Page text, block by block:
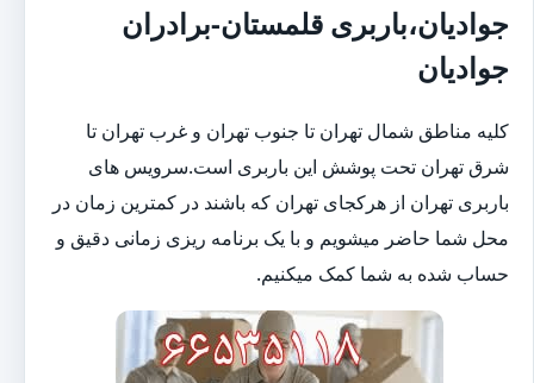
جوادیان،باربری قلمستان-برادران
جوادیان
کلیه مناطق شمال تهران تا جنوب تهران و غرب تهران تا
شرق تهران تحت پوشش این باربری است.سرویس های
باربری تهران از هرکجای تهران که باشند در کمترین زمان در
محل شما حاضر میشویم و با یک برنامه ریزی زمانی دقیق و
حساب شده به شما کمک میکنیم.